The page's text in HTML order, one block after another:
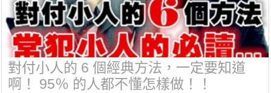
對付小人的 6 個經典方法，一定要知道
啊！ 95％ 的人都不懂怎樣做！！